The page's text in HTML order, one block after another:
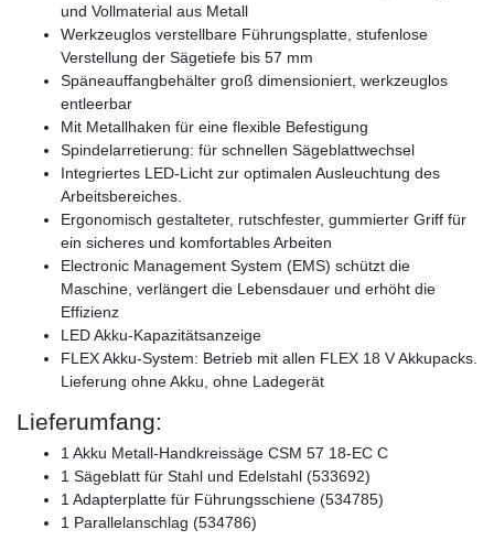
und Vollmaterial aus Metall
Werkzeuglos verstellbare Führungsplatte, stufenlose
Verstellung der Sägetiefe bis 57 mm
Späneauffangbehälter groß dimensioniert, werkzeuglos
entleerbar
Mit Metallhaken für eine flexible Befestigung
Spindelarretierung: für schnellen Sägeblattwechsel
Integriertes LED-Licht zur optimalen Ausleuchtung des
Arbeitsbereiches.
Ergonomisch gestalteter, rutschfester, gummierter Griff für
ein sicheres und komfortables Arbeiten
Electronic Management System (EMS) schützt die
Maschine, verlängert die Lebensdauer und erhöht die
Effizienz
LED Akku-Kapazitätsanzeige
FLEX Akku-System: Betrieb mit allen FLEX 18 V Akkupacks.
Lieferung ohne Akku, ohne Ladegerät
Lieferumfang:
1 Akku Metall-Handkreissäge CSM 57 18-EC C
1 Sägeblatt für Stahl und Edelstahl (533692)
1 Adapterplatte für Führungsschiene (534785)
1 Parallelanschlag (534786)